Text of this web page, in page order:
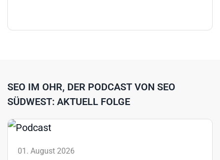
SEO IM OHR, DER PODCAST VON SEO
SÜDWEST: AKTUELL FOLGE
01. August 2026